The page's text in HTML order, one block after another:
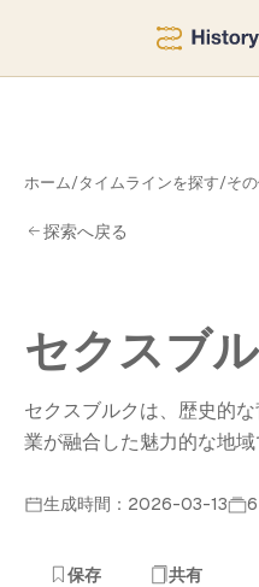
ホーム/タイムラインを探す/そ
探索へ戻る
セクスブ
セクスブルクは、歴史的
業が融合した魅力的な地域
生成時間：2026-03-13
保存 共有